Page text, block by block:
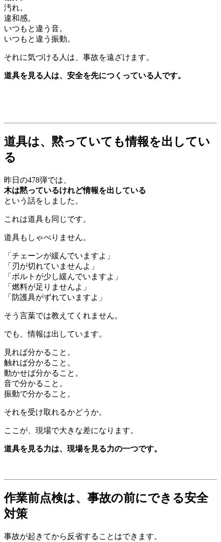
汚れ。
違和感。
いつもと違う音。
いつもと違う振動。
それに気づける人は、事故を遠ざけます。
道具を見る人は、安全を先につくっている人です。
道具は、黙っていても情報を出してい
る
昨日の478弾では、
木は黙っているけれど情報を出している
という話をしました。
これは道具も同じです。
道具もしゃべりません。
「チェーンが緩んでいますよ」
「刃が切れていませんよ」
「ボルトが少し緩んでいますよ」
「燃料が足りませんよ」
「防護具がずれていますよ」
そう言葉では教えてくれません。
でも、情報は出しています。
見れば分かること。
触れば分かること。
動かせば分かること。
音で分かること。
振動で分かること。
それを受け取れるかどうか。
ここが、現場で大きな差になります。
道具を見る力は、現場を見る力の一つです。
作業前点検は、事故の前にできる安全
対策
事故が起きてから反省することはできます。